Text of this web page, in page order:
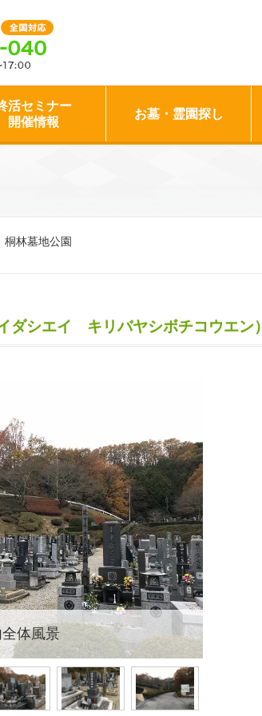
活セミナー
開催情報
お墓・霊園探し
林墓地公園
ダシエイ キリバヤシボチコウエン）
体風景